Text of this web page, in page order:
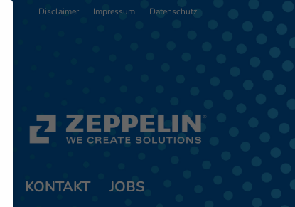
Disclaimer Impressum Datenschutz
KONTAKT JOBS